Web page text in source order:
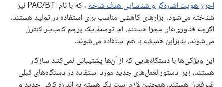
احراز هویت اشاره‌گر و شناسایی هدف شاخه
، که با نام PAC/BTI نیز
شناخته می‌شود، ابزارهای کاهشی مناسب برای استفاده در تولید هستند.
اگرچه فناوری‌های مجزا هستند، اما توسط یک پرچم کامپایلر کنترل
می‌شوند، بنابراین همیشه با هم استفاده می‌شوند.
این ویژگی‌ها با دستگاه‌هایی که از آن‌ها پشتیبانی نمی‌کنند سازگار
هستند، زیرا دستورالعمل‌های جدید مورد استفاده در دستگاه‌های قبلی
غیرفعال هستند. همچنین لازم است یک هسته به اندازه کافی جدید و